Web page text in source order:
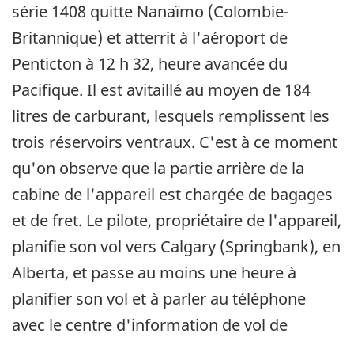
série 1408 quitte Nanaïmo (Colombie-
Britannique) et atterrit à l'aéroport de
Penticton à 12 h 32, heure avancée du
Pacifique. Il est avitaillé au moyen de 184
litres de carburant, lesquels remplissent les
trois réservoirs ventraux. C'est à ce moment
qu'on observe que la partie arrière de la
cabine de l'appareil est chargée de bagages
et de fret. Le pilote, propriétaire de l'appareil,
planifie son vol vers Calgary (Springbank), en
Alberta, et passe au moins une heure à
planifier son vol et à parler au téléphone
avec le centre d'information de vol de